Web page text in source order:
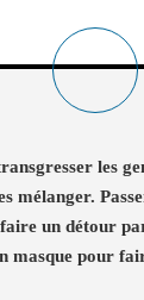
les
mélanger.
un détour
masque pour